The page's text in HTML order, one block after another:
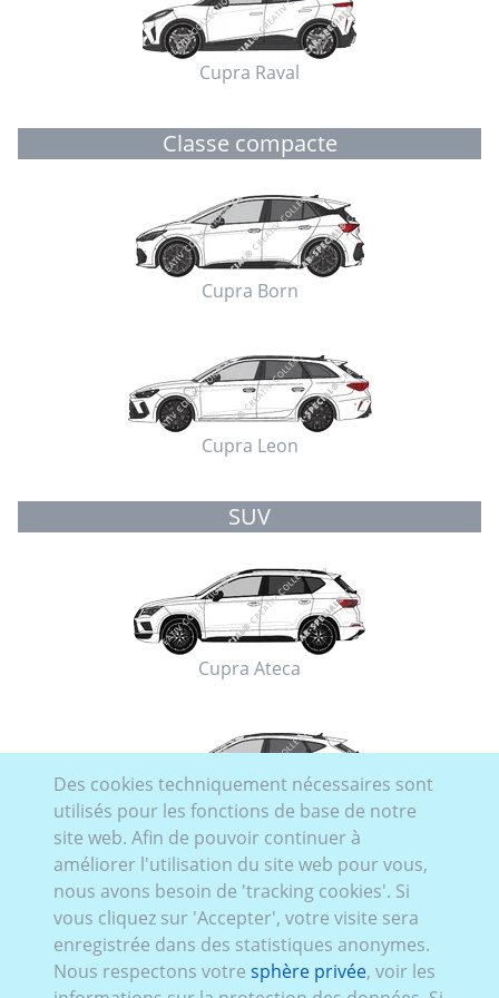
Cupra Raval
Classe compacte
Cupra Born
Cupra Leon
SUV
Cupra Ateca
Cupra Formentor
Cupra Tavascan
Des cookies techniquement nécessaires sont
utilisés pour les fonctions de base de notre
site web. Afin de pouvoir continuer à
améliorer l'utilisation du site web pour vous,
nous avons besoin de 'tracking cookies'. Si
vous cliquez sur 'Accepter', votre visite sera
enregistrée dans des statistiques anonymes.
Nous respectons votre sphère privée, voir les